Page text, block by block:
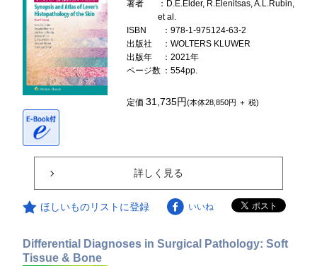
著者
：D.E.Elder, R.Elenitsas, A.L.Rubin,
et al.
ISBN
：978-1-975124-63-2
出版社
：WOLTERS KLUWER
出版年
：2021年
ページ数 ：554pp.
定価31,735円(本体28,850円 ＋ 税)
詳しく見る
ほしいものリストに登録 いいね
Differential Diagnoses in Surgical Pathology: Soft
Tissue & Bone